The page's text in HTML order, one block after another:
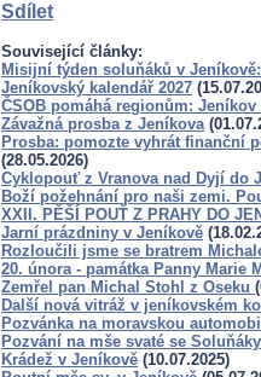
Sdílet
Související články:
Misijní týden soluňáků v
Jeníkovský kalendář 2027
ČSOB pomáhá regionům:
Závažná prosba z Jeníkova
Prosba: pomozte vyhrát finanční
(28.05.2026)
Cyklopouť z Vranova nad Dyjí do
Boží požehnání pro naši zemi.
XXII. PĚŠÍ POUŤ Z PRAHY DO
Jarní prázdniny v Jeníkově
Rozloučili jsme se bratrem
20. února - památka Panny Marie
Zemřel pan Michal Stohl z Oseku
Další nová vitráž v jeníkovském
Pozvánka na moravskou
Pozvání na mše svaté se Soluňáky
Krádež v Jeníkově (10.07.2025)